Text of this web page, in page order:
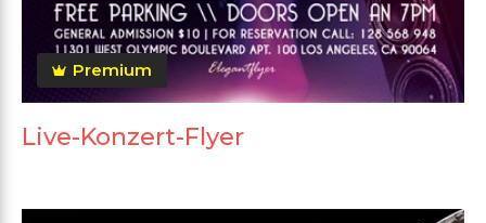
Premium
Live-Konzert-Flyer